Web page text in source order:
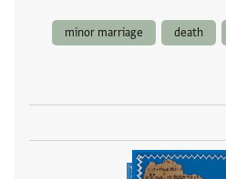
death
minor marriage